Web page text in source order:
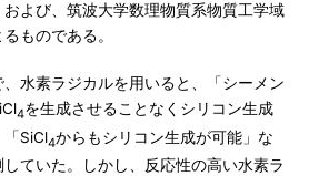
よび、筑波大学数理物質系物質工学域
ものである。
水素ラジカルを用いると、「シーメン
4を生成させることなくシリコン生成
「SiCl4からもシリコン生成が可能」な
ていた。しかし、反応性の高い水素ラ